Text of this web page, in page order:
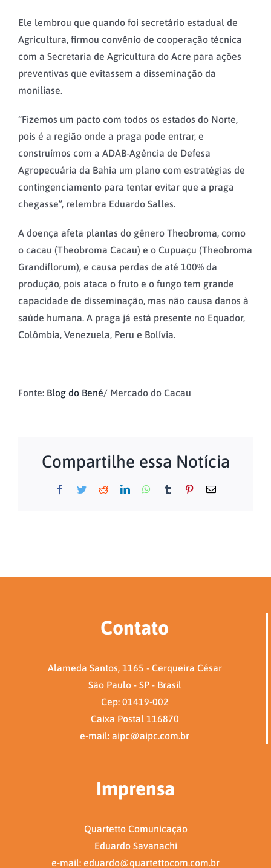
Ele lembrou que quando foi secretário estadual de
Agricultura, firmou convênio de cooperação técnica
com a Secretaria de Agricultura do Acre para ações
preventivas que evitassem a disseminação da
monilíase.
“Fizemos um pacto com todos os estados do Norte,
pois é a região onde a praga pode entrar, e
construímos com a ADAB-Agência de Defesa
Agropecuária da Bahia um plano com estratégias de
contingenciamento para tentar evitar que a praga
chegasse”, relembra Eduardo Salles.
A doença afeta plantas do gênero Theobroma, como
o cacau (Theobroma Cacau) e o Cupuaçu (Theobroma
Grandiflorum), e causa perdas de até 100% da
produção, pois ataca o fruto e o fungo tem grande
capacidade de disseminação, mas não causa danos à
saúde humana. A praga já está presente no Equador,
Colômbia, Venezuela, Peru e Bolívia.
Fonte: Blog do Bené/ Mercado do Cacau
Compartilhe essa Notícia
Facebook
TwitterRedditLinkedInWhatsApp
Tumblr Pinterest
E-
Contato
Alameda Santos, 1165 - Cerqueira César
São Paulo - SP - Brasil
Cep: 01419-002
Caixa Postal 116870
e-mail: aipc@aipc.com.br
Imprensa
Quartetto Comunicação
Eduardo Savanachi
e-mail: eduardo@quartettocom.com.br